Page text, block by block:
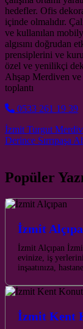
hedefler. Ofis
içinde olmalıdır.
ve kullanılan
algısını doğrudan
prensiplerini ve
özel ve yenilikçi
Ahşap Merdiven
toplantı
0533 261 19 39
Post
İzmit Turgut
Derince Sırrıpaşa
Popüler
İzmit
İzmit Alçıpan
evinize, iş
inşaatınıza,
İzmit Kent